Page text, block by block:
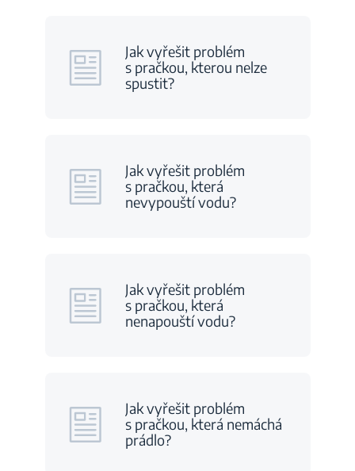
Jak vyřešit problém
s pračkou, kterou nelze
spustit?
Jak vyřešit problém
s pračkou, která
nevypouští vodu?
Jak vyřešit problém
s pračkou, která
nenapouští vodu?
Jak vyřešit problém
s pračkou, která nemáchá
prádlo?